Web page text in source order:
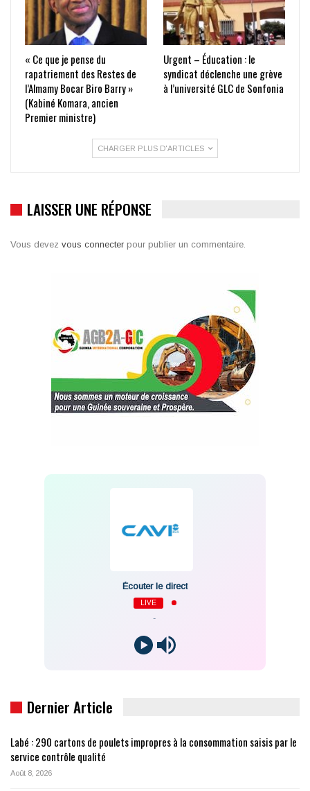
« Ce que je pense du
rapatriement des Restes de
l’Almamy Bocar Biro Barry »
(Kabiné Komara, ancien
Premier ministre)
Urgent – Éducation : le
syndicat déclenche une grève
à l’université GLC de Sonfonia
CHARGER PLUS D'ARTICLES
LAISSER UNE RÉPONSE
Vous devez vous connecter pour publier un commentaire.
Écouter le direct
LIVE
Dernier Article
Labé : 290 cartons de poulets impropres à la consommation saisis par le
service contrôle qualité
Août 8, 2026